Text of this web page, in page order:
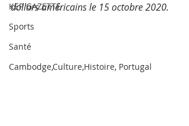
KEP GAZETTE
Sports
Santé
Cambodge,Culture,Histoire, Portugal
dollars américains le 15 octobre 2020.